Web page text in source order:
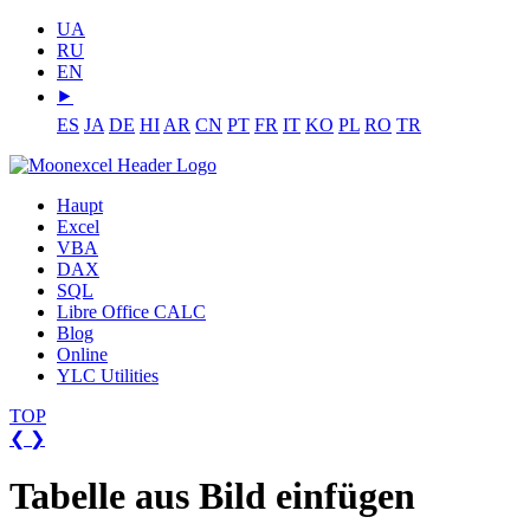
UA
RU
EN
⯈
ES JA DE HI AR CN PT FR IT KO PL RO TR
Haupt
Excel
VBA
DAX
SQL
Libre Office CALC
Blog
Online
YLC Utilities
TOP
❮ ❯
Tabelle aus Bild einfügen